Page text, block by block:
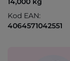
Kod EAN:
4064571042551